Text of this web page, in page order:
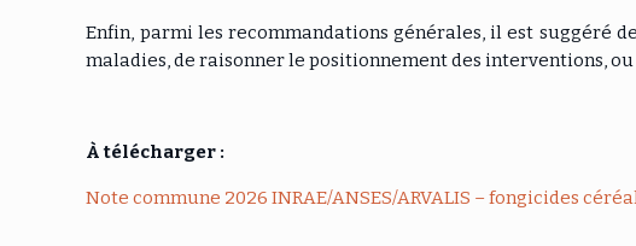
Enfin, parmi les recommandations générales, il est suggéré
maladies, de raisonner le positionnement des interventions,
À télécharger :
Note commune 2026 INRAE/ANSES/ARVALIS – fongicides